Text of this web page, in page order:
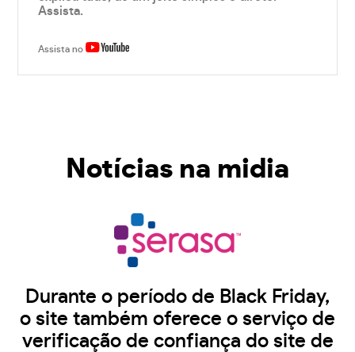
Assista.
Assista no
Notícias na midia
Durante o período de Black Friday,
o site também oferece o serviço de
verificação de confiança do site de